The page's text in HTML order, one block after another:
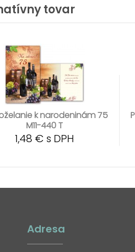
tovar
k narodeninám 75
M11-440 T
1,48 € s DPH
Adresa